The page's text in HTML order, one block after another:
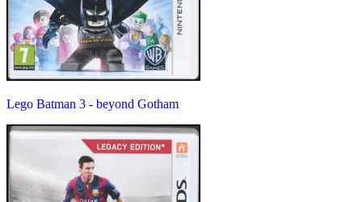
Lego Batman 3 - beyond Gotham